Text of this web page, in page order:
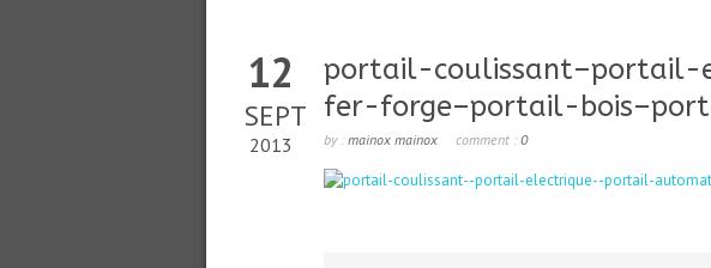
12
SEPT
2013
portail-
fer-forge–portail-
by : mainox mainox comment : 0